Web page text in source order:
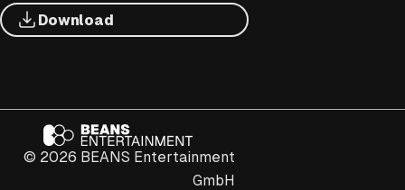
Download
© 2026 BEANS Entertainment
GmbH